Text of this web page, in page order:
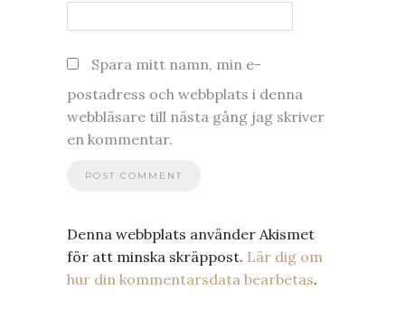
Spara mitt namn, min e-
postadress och webbplats i denna
webbläsare till nästa gång jag skriver
en kommentar.
Denna webbplats använder Akismet
för att minska skräppost. Lär dig om
hur din kommentarsdata bearbetas.